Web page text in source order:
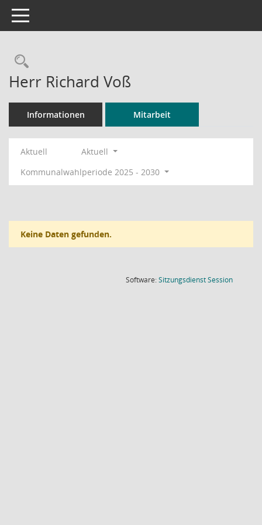
Toggle navigation
Rechercheauswahl
Herr Richard Voß
Informationen Mitarbeit
Aktuell
Aktuell
Kommunalwahlperiode 2025 - 2030
Keine Daten gefunden.
Software:SitzungsdienstSession(Wird in